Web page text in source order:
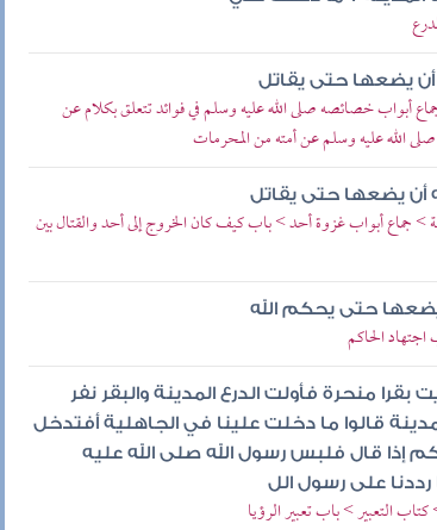
أن يضعها حتى يقاتل
أبواب خصائصه صلى الله عليه وسلم في فوائد تتعلق بكلام عن
الله عليه وسلم عن أمته من المحرمات
أن يضعها حتى يقاتل
> جماع أبواب غزوة أحد > باب كيف كان الخروج إلى أحد والقتال بين
حتى يحكم الله
الحاكم
منحرة فأولت الدرع المدينة والبقر نفر
قالوا ما دخلت علينا في الجاهلية أفتدخل
إذا قال فلبس رسول الله صلى الله عليه
على رسول الل
كتاب التعبير > باب تعبير الرؤيا